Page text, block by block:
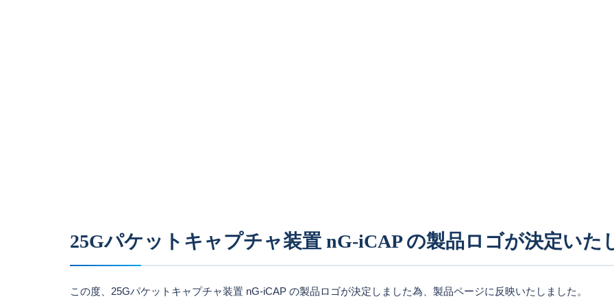
25Gパケットキャプチャ装置 nG-iCAP の製品ロゴが決定いた
この度、25Gパケットキャプチャ装置 nG-iCAP の製品ロゴが決定しました為、製品ページに反映いたしました。